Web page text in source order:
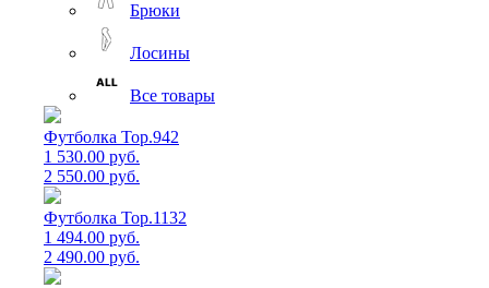
Брюки
Лосины
Все товары
Футболка Top.942
1 530.00 руб.
2 550.00 руб.
Футболка Top.1132
1 494.00 руб.
2 490.00 руб.